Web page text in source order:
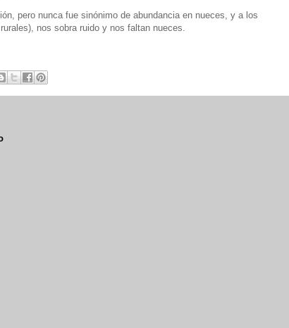
pero nunca fue sinónimo de abundancia en nueces, y a los
nos sobra ruido y nos faltan nueces.